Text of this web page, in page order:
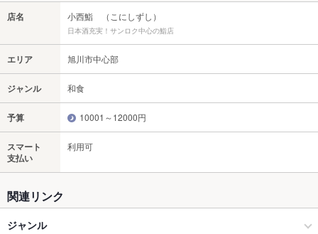
店名 小西鮨 （こにしずし）
日本酒充実！サンロク中心の鮨店
エリア 旭川市中心部
ジャンル 和食
予算 10001～12000円
スマート
支払い
利用可
関連リンク
ジャンル